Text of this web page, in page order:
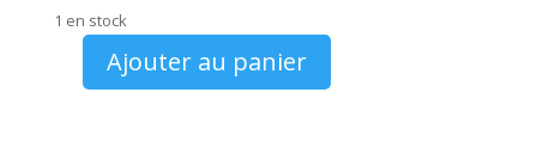
1 en stock
quantitéAjouter au panier